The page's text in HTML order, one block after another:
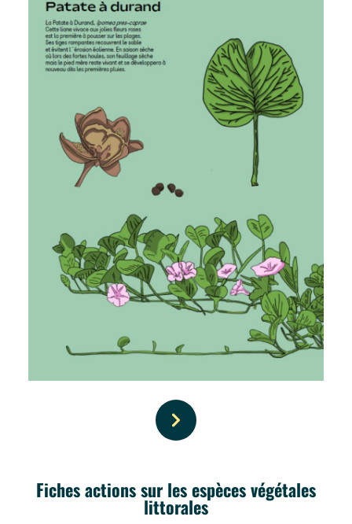
Fiches actions sur les espèces végétales
littorales